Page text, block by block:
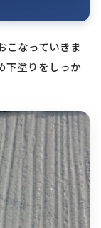
こなっていきま
下塗りをしっか